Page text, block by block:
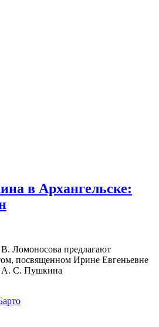
в Архангельске:
Ломоносова предлагают
посвященном Ирине Евгеньевне
А. С. Пушкина